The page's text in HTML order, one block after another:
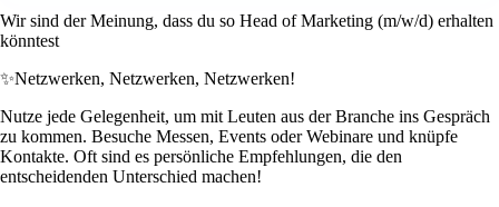
Wir sind der Meinung, dass du so Head of Marketing (m/w/d) erhalten
könntest
✨Netzwerken, Netzwerken, Netzwerken!
Nutze jede Gelegenheit, um mit Leuten aus der Branche ins Gespräch
zu kommen. Besuche Messen, Events oder Webinare und knüpfe
Kontakte. Oft sind es persönliche Empfehlungen, die den
entscheidenden Unterschied machen!